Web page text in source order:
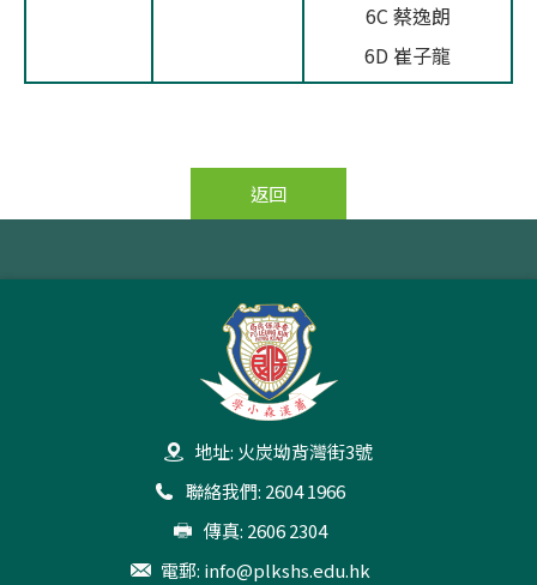
6C 蔡逸朗
6D 崔子龍
返回
地址: 火炭坳背灣街3號
聯絡我們: 2604 1966
傳真: 2606 2304
電郵: info@plkshs.edu.hk